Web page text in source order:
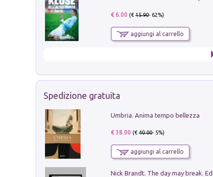
€ 6.00 (€15.90- 62%)
aggiungi al carrello
Spedizione gratuita
Umbria. Anima tempo bellezza
€ 38.00 (€40.00- 5%)
aggiungi al carrello
Nick Brandt. The day may break.